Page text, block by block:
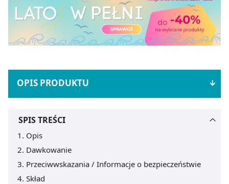
OPIS PRODUKTU
SPIS TREŚCI
Opis
Dawkowanie
Przeciwwskazania / Informacje o bezpieczeństwie
Skład